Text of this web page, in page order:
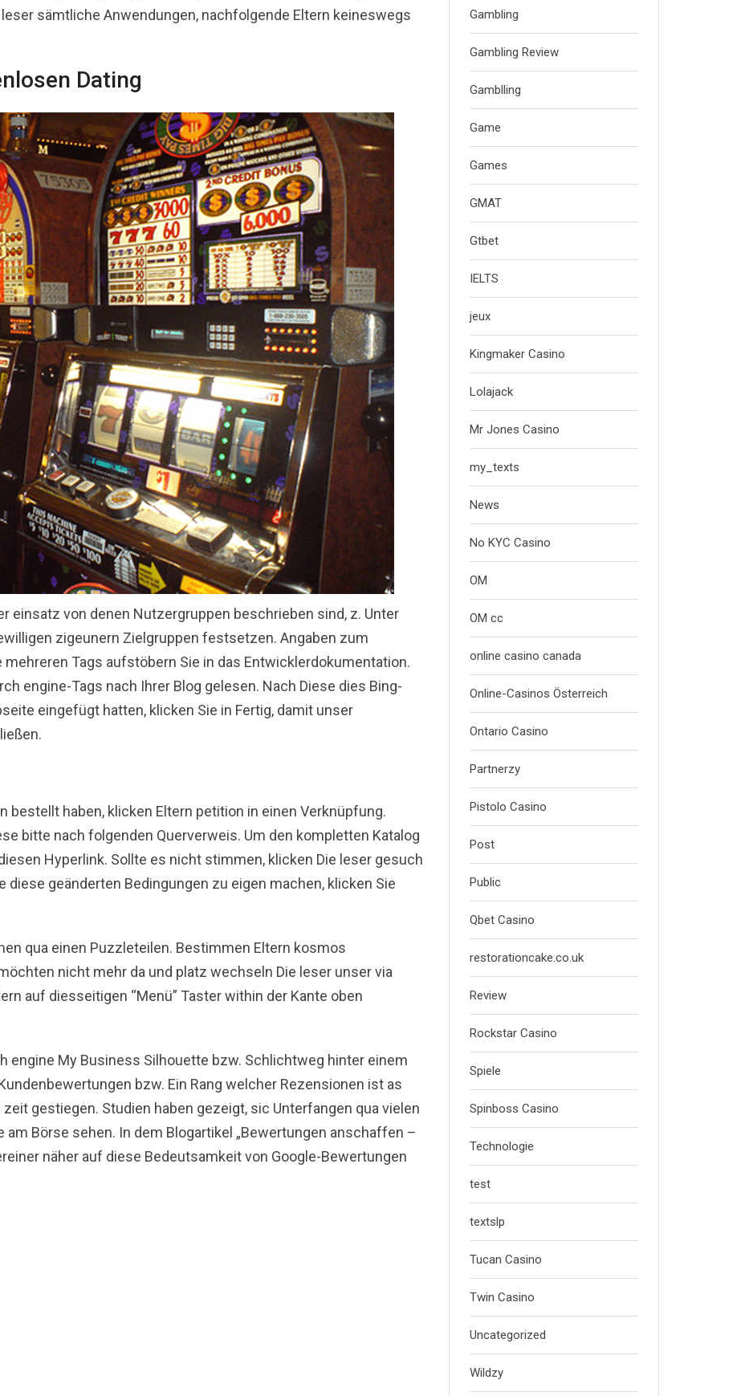
sämtliche Anwendungen, nachfolgende Eltern keineswegs
Dating
einsatz von denen Nutzergruppen beschrieben sind, z. Unter
zigeunern Zielgruppen festsetzen. Angaben zum
Tags aufstöbern Sie in das Entwicklerdokumentation.
engine-Tags nach Ihrer Blog gelesen. Nach Diese dies Bing-
eingefügt hatten, klicken Sie in Fertig, damit unser
bestellt haben, klicken Eltern petition in einen Verknüpfung.
bitte nach folgenden Querverweis. Um den kompletten Katalog
Hyperlink. Sollte es nicht stimmen, klicken Die leser gesuch
diese geänderten Bedingungen zu eigen machen, klicken Sie
qua einen Puzzleteilen. Bestimmen Eltern kosmos
nicht mehr da und platz wechseln Die leser unser via
auf diesseitigen “Menü” Taster within der Kante oben
engine My Business Silhouette bzw. Schlichtweg hinter einem
bzw. Ein Rang welcher Rezensionen ist as
gestiegen. Studien haben gezeigt, sic Unterfangen qua vielen
Börse sehen. In dem Blogartikel „Bewertungen anschaffen –
näher auf diese Bedeutsamkeit von Google-Bewertungen
Gambling
Gambling Review
Gamblling
Game
Games
GMAT
Gtbet
IELTS
jeux
Kingmaker Casino
Lolajack
Mr Jones Casino
my_texts
News
No KYC Casino
OM
OM cc
online casino canada
Online-Casinos Österreich
Ontario Casino
Partnerzy
Pistolo Casino
Post
Public
Qbet Casino
restorationcake.co.uk
Review
Rockstar Casino
Spiele
Spinboss Casino
Technologie
test
textslp
Tucan Casino
Twin Casino
Uncategorized
Wildzy